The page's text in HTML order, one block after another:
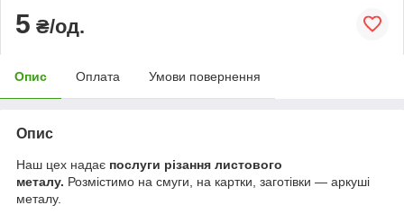
5 ₴/од.
Опис Оплата Умови повернення
Опис
Наш цех надає послуги різання листового
металу. Розмістимо на смуги, на картки, заготівки — аркуші
металу.